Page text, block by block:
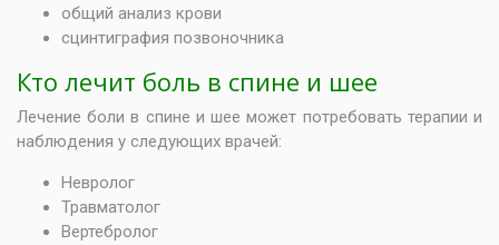
общий анализ крови
сцинтиграфия позвоночника
Кто лечит боль в спине и шее
Лечение боли в спине и шее может потребовать терапии и
наблюдения у следующих врачей:
Невролог
Травматолог
Вертебролог